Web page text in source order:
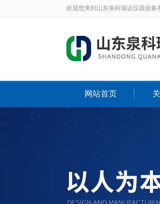
欢迎您来到山东泉科瑞达仪器设备
网站首页